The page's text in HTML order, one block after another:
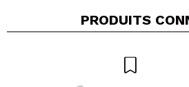
PRODUITS